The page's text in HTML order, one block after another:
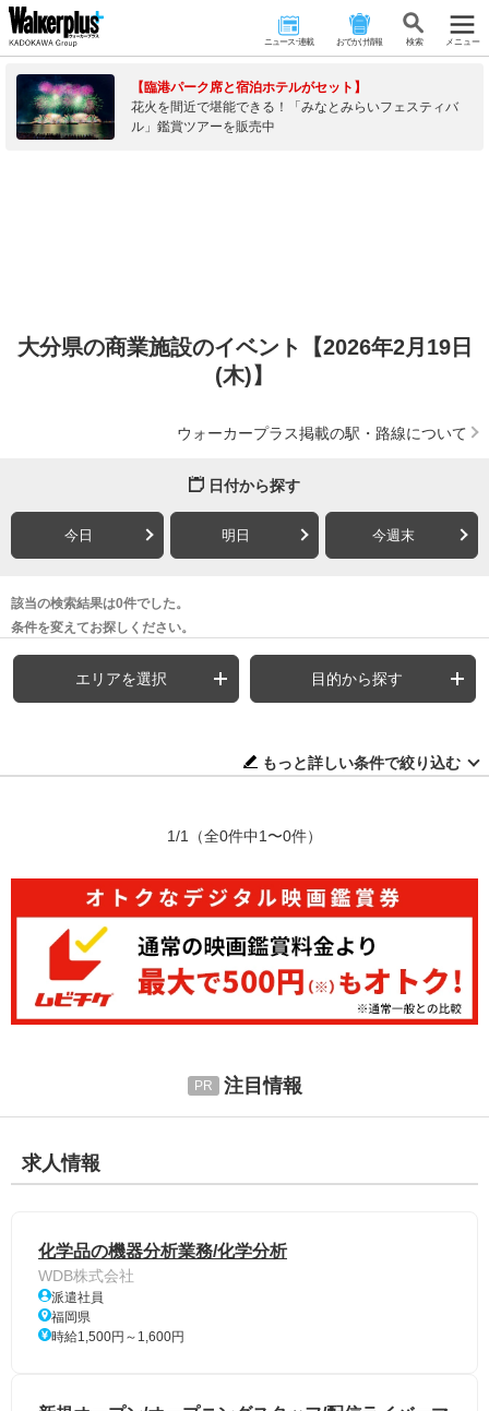
ニュース･連載 おでかけ情報 検 索 メニュー
【臨港パーク席と宿泊ホテルがセット】
花火を間近で堪能できる！「みなとみらいフェスティバ
ル」鑑賞ツアーを販売中
大分県の商業施設のイベント【2026年2月19日
(木)】
ウォーカープラス掲載の駅・路線について
日付から探す
今日 明日 今週末
該当の検索結果は0件でした。
条件を変えてお探しください。
エリアを選択 目的から探す
もっと詳しい条件で絞り込む
1/1 （全0件中1〜0件）
注目情報
求人情報
化学品の機器分析業務/化学分析
WDB株式会社
派遣社員
福岡県
時給1,500円～1,600円